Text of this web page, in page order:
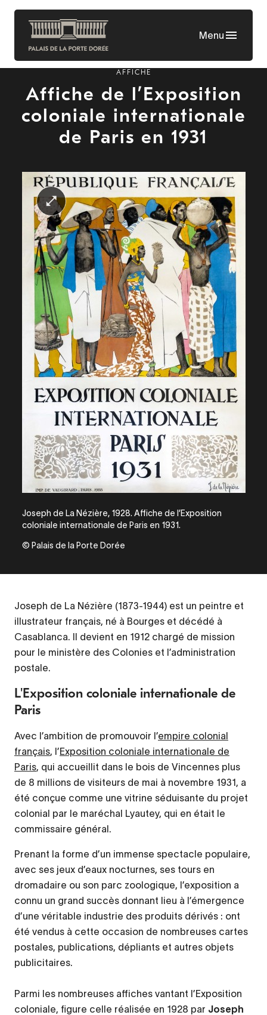
Aller
contenu
principal
Menu
AFFICHE
Affiche de l’Exposition
coloniale internationale
de Paris en 1931
Joseph de La Nézière, 1928. Affiche de l’Exposition
coloniale internationale de Paris en 1931.
© Palais de la Porte Dorée
Joseph de La Nézière (1873-1944) est un peintre et
illustrateur français, né à Bourges et décédé à
Casablanca. Il devient en 1912 chargé de mission
pour le ministère des Colonies et l’administration
postale.
L'Exposition coloniale internationale de
Paris
Avec l’ambition de promouvoir l’empire colonial
français, l’Exposition coloniale internationale de
Paris, qui accueillit dans le bois de Vincennes plus
de 8 millions de visiteurs de mai à novembre 1931, a
été conçue comme une vitrine séduisante du projet
colonial par le maréchal Lyautey, qui en était le
commissaire général.
Prenant la forme d’un immense spectacle populaire,
avec ses jeux d’eaux nocturnes, ses tours en
dromadaire ou son parc zoologique, l’exposition a
connu un grand succès donnant lieu à l’émergence
d’une véritable industrie des produits dérivés : ont
été vendus à cette occasion de nombreuses cartes
postales, publications, dépliants et autres objets
publicitaires.
Parmi les nombreuses affiches vantant l’Exposition
coloniale, figure celle réalisée en 1928 par Joseph